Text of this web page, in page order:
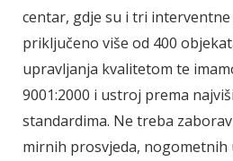
centar, gdje su i tri
priključeno više od 400
upravljanja kvalitetom te
9001:2000 i ustroj prema
standardima. Ne treba
mirnih prosvjeda, nogometnih